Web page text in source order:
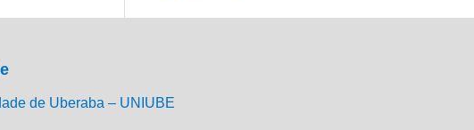
de Uberaba – UNIUBE